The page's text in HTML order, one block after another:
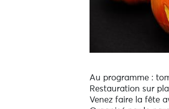
Au programme :
Restauration sur
Venez faire la fête